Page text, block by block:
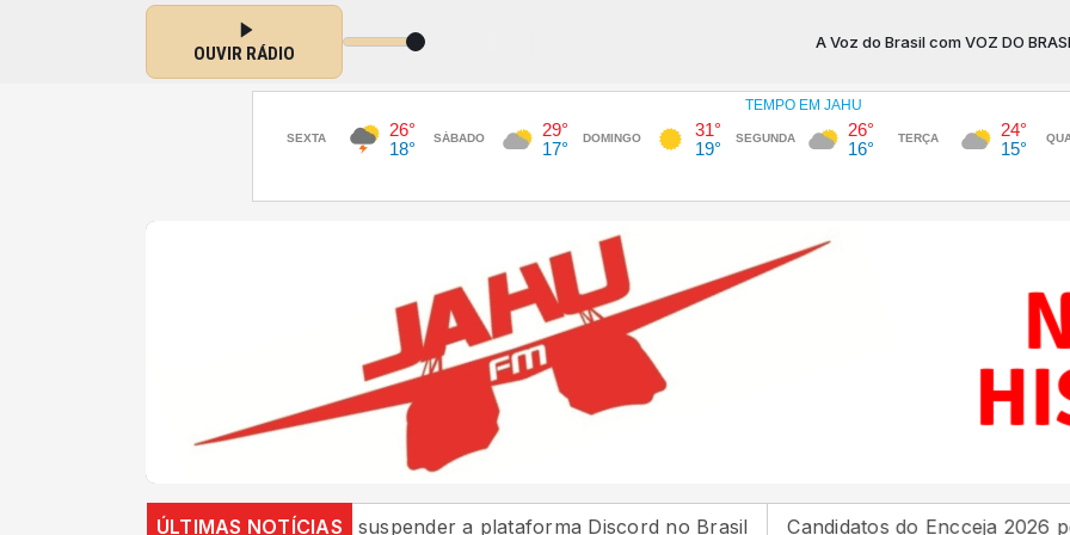
OUVIR RÁDIO
do Brasil com VOZ DO BRASIL das 19:00 às 20:00 A Voz do Brasil com VOZ DO BRASIL
ÚLTIMAS NOTÍCIAS
AGU quer suspender a plataforma Discord no Brasil Candidatos do Encceja 2026